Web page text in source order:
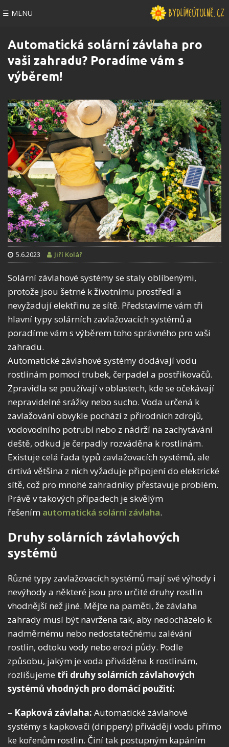
☰ MENU
Automatická solární závlaha pro
vaši zahradu? Poradíme vám s
výběrem!
5.6.2023 Jiří Kolář
Solární závlahové systémy se staly oblíbenými,
protože jsou šetrné k životnímu prostředí a
nevyžadují elektřinu ze sítě. Představíme vám tři
hlavní typy solárních zavlažovacích systémů a
poradíme vám s výběrem toho správného pro vaši
zahradu.
Automatické závlahové systémy dodávají vodu
rostlinám pomocí trubek, čerpadel a postřikovačů.
Zpravidla se používají v oblastech, kde se očekávají
nepravidelné srážky nebo sucho. Voda určená k
zavlažování obvykle pochází z přírodních zdrojů,
vodovodního potrubí nebo z nádrží na zachytávání
deště, odkud je čerpadly rozváděna k rostlinám.
Existuje celá řada typů zavlažovacích systémů, ale
drtivá většina z nich vyžaduje připojení do elektrické
sítě, což pro mnohé zahradníky přestavuje problém.
Právě v takových případech je skvělým
řešením automatická solární závlaha.
Druhy solárních závlahových
systémů
Různé typy zavlažovacích systémů mají své výhody i
nevýhody a některé jsou pro určité druhy rostlin
vhodnější než jiné. Mějte na paměti, že závlaha
zahrady musí být navržena tak, aby nedocházelo k
nadměrnému nebo nedostatečnému zalévání
rostlin, odtoku vody nebo erozi půdy. Podle
způsobu, jakým je voda přiváděna k rostlinám,
rozlišujeme tři druhy solárních závlahových
systémů vhodných pro domácí použití:
– Kapková závlaha: Automatické závlahové
systémy s kapkovači (drippery) přivádějí vodu přímo
ke kořenům rostlin. Činí tak postupným kapáním